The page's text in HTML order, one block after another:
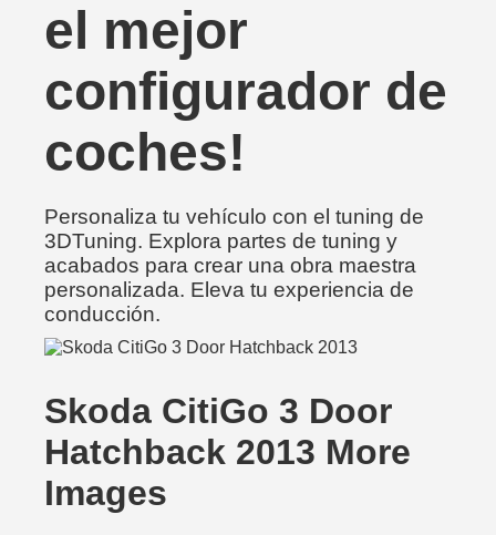
el mejor
configurador de
coches!
Personaliza tu vehículo con el tuning de
3DTuning. Explora partes de tuning y
acabados para crear una obra maestra
personalizada. Eleva tu experiencia de
conducción.
Skoda CitiGo 3 Door
Hatchback 2013 More
Images